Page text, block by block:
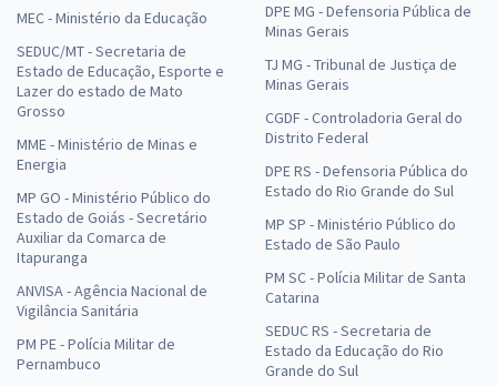
MEC - Ministério da Educação
SEDUC/MT - Secretaria de
Estado de Educação, Esporte e
Lazer do estado de Mato
Grosso
MME - Ministério de Minas e
Energia
MP GO - Ministério Público do
Estado de Goiás - Secretário
Auxiliar da Comarca de
Itapuranga
ANVISA - Agência Nacional de
Vigilância Sanitária
PM PE - Polícia Militar de
Pernambuco
DPE MG - Defensoria Pública de
Minas Gerais
TJ MG - Tribunal de Justiça de
Minas Gerais
CGDF - Controladoria Geral do
Distrito Federal
DPE RS - Defensoria Pública do
Estado do Rio Grande do Sul
MP SP - Ministério Público do
Estado de São Paulo
PM SC - Polícia Militar de Santa
Catarina
SEDUC RS - Secretaria de
Estado da Educação do Rio
Grande do Sul